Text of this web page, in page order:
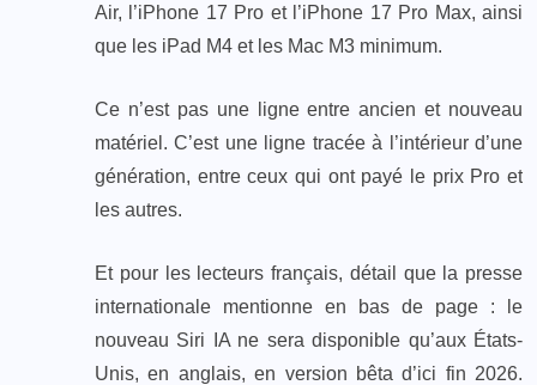
Air, l’iPhone 17 Pro et l’iPhone 17 Pro Max, ainsi
que les iPad M4 et les Mac M3 minimum.
Ce n’est pas une ligne entre ancien et nouveau
matériel. C’est une ligne tracée à l’intérieur d’une
génération, entre ceux qui ont payé le prix Pro et
les autres.
Et pour les lecteurs français, détail que la presse
internationale mentionne en bas de page : le
nouveau Siri IA ne sera disponible qu’aux États-
Unis, en anglais, en version bêta d’ici fin 2026.